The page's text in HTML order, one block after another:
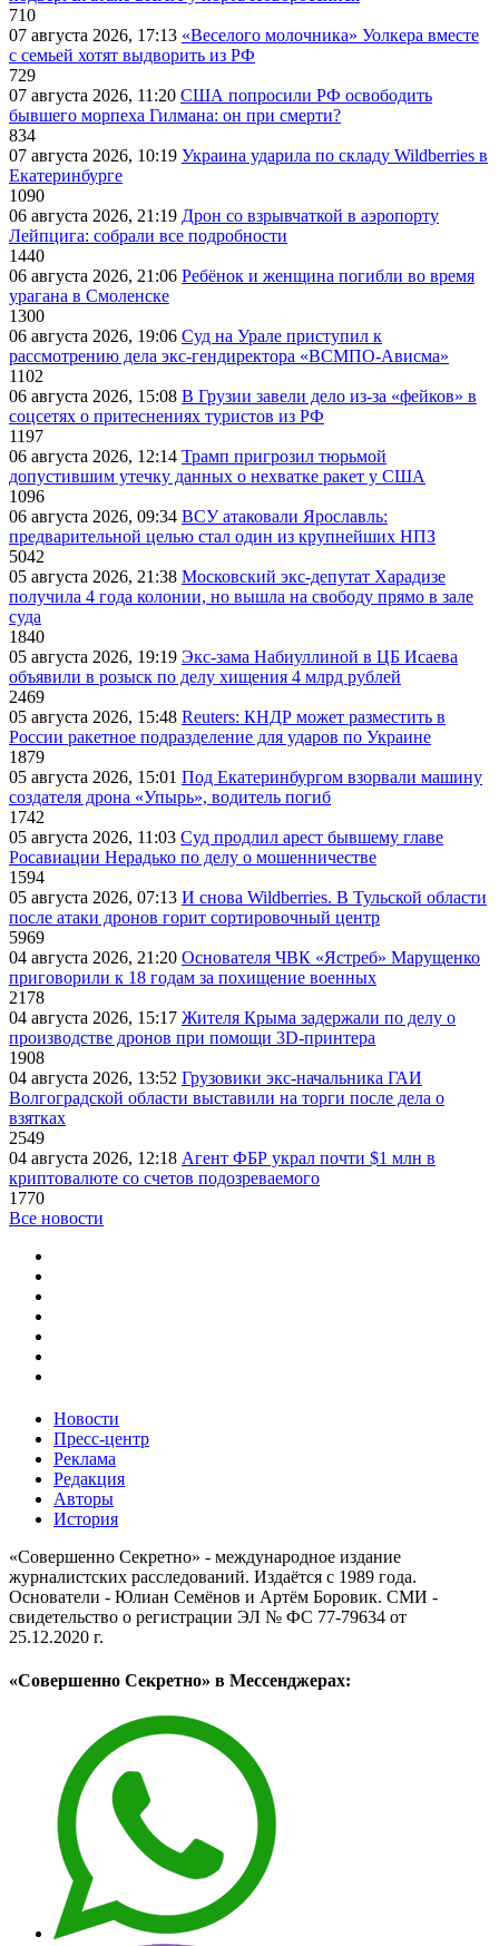
710
07 августа 2026, 17:13 «Веселого молочника» Уолкера вместе
с семьей хотят выдворить из РФ
729
07 августа 2026, 11:20 США попросили РФ освободить
бывшего морпеха Гилмана: он при смерти?
834
07 августа 2026, 10:19 Украина ударила по складу Wildberries в
Екатеринбурге
1090
06 августа 2026, 21:19 Дрон со взрывчаткой в аэропорту
Лейпцига: собрали все подробности
1440
06 августа 2026, 21:06 Ребёнок и женщина погибли во время
урагана в Смоленске
1300
06 августа 2026, 19:06 Суд на Урале приступил к
рассмотрению дела экс-гендиректора «ВСМПО-Ависма»
1102
06 августа 2026, 15:08 В Грузии завели дело из-за «фейков» в
соцсетях о притеснениях туристов из РФ
1197
06 августа 2026, 12:14 Трамп пригрозил тюрьмой
допустившим утечку данных о нехватке ракет у США
1096
06 августа 2026, 09:34 ВСУ атаковали Ярославль:
предварительной целью стал один из крупнейших НПЗ
5042
05 августа 2026, 21:38 Московский экс-депутат Харадизе
получила 4 года колонии, но вышла на свободу прямо в зале
суда
1840
05 августа 2026, 19:19 Экс-зама Набиуллиной в ЦБ Исаева
объявили в розыск по делу хищения 4 млрд рублей
2469
05 августа 2026, 15:48 Reuters: КНДР может разместить в
России ракетное подразделение для ударов по Украине
1879
05 августа 2026, 15:01 Под Екатеринбургом взорвали машину
создателя дрона «Упырь», водитель погиб
1742
05 августа 2026, 11:03 Суд продлил арест бывшему главе
Росавиации Нерадько по делу о мошенничестве
1594
05 августа 2026, 07:13 И снова Wildberries. В Тульской области
после атаки дронов горит сортировочный центр
5969
04 августа 2026, 21:20 Основателя ЧВК «Ястреб» Марущенко
приговорили к 18 годам за похищение военных
2178
04 августа 2026, 15:17 Жителя Крыма задержали по делу о
производстве дронов при помощи 3D‑принтера
1908
04 августа 2026, 13:52 Грузовики экс-начальника ГАИ
Волгоградской области выставили на торги после дела о
взятках
2549
04 августа 2026, 12:18 Агент ФБР украл почти $1 млн в
криптовалюте со счетов подозреваемого
1770
Все новости
Новости
Пресс-центр
Реклама
Редакция
Авторы
История
«Совершенно Секретно» - международное издание
журналистских расследований. Издаётся с 1989 года.
Основатели - Юлиан Семёнов и Артём Боровик. CМИ -
свидетельство о регистрации ЭЛ № ФС 77-79634 от
25.12.2020 г.
«Совершенно Секретно» в Мессенджерах: